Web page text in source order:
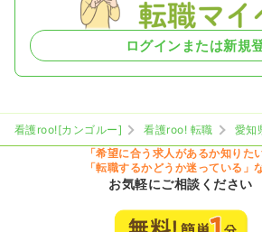
ログインまたは新規
看護roo![カンゴルー] 看護roo! 転職 愛知
「希望に合う求人があるか知りた
「転職するかどうか迷っている」
お気軽にご相談ください